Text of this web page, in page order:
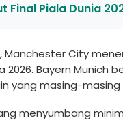
Final Piala Dunia
City
2026. Bayern Munich
yang masing-masing
menyumbang